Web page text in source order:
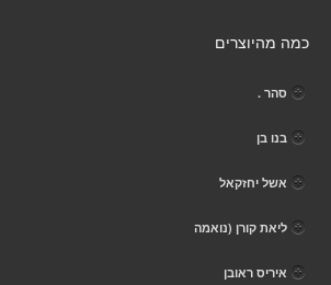
כמה מהיוצרים
סהר .
בנו בן
אשל יחזקאל
ליאת קורן (נואמה
איריס ראובן